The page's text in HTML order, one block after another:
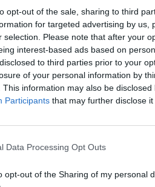
opt-out of the sale, sharing to third
for targeted advertising by us,
selection. Please note that after your
interest-based ads based on
to third parties prior to your
of your personal information by
This information may also be
Participants that may further disclose
Data Processing Opt Outs
opt-out of the Sharing of my personal
al consumidor y su
24x7 y a gran escala",
en 2015. Es el fruto de
dirigían Murillo yRamon
que estaba especializada en
artificial. "Hemos
termómetro que te indica si
siete años más tarde puede
su tecnología está